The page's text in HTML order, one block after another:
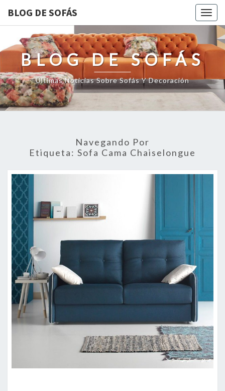
BLOG DE SOFÁS
BLOG DE SOFÁS
Últimas Noticias Sobre Sofás Y Decoración
Navegando Por
Etiqueta: Sofa Cama Chaiselongue